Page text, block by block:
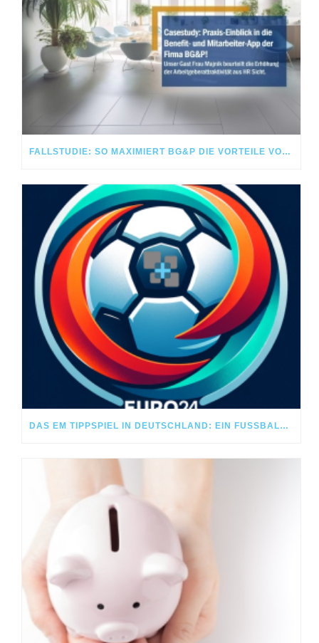
FALLSTUDIE: SO MAXIMIERT BG&P DIE VORTEILE VON MITARBEITER-PORTAL UND -APP
DAS EM TIPPSPIEL IN DEUTSCHLAND: EIN FUSSBALLFEST FÜR ALLE!